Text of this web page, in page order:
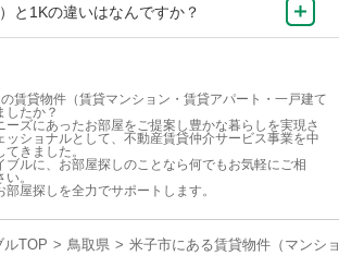
と1Kの違いはなんですか？
賃貸物件（賃貸マンション・賃貸アパート・一戸建て
したか？
ーズにあったお部屋をご提案し豊かな暮らしを実現さ
ッショナルとして、不動産賃貸仲介サービス事業を中
きました。
ブルに、お部屋探しのことなら何でもお気軽にご相
。
屋探しを全力でサポートします。
ルTOP > 鳥取県 > 米子市にある賃貸物件（マンシ